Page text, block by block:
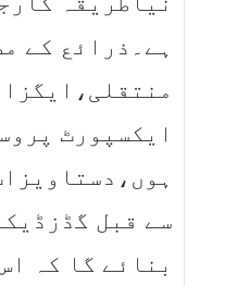
ہے۔ذرائع کے
ایکسپورٹ
سے قبل
بنائے گا کہ